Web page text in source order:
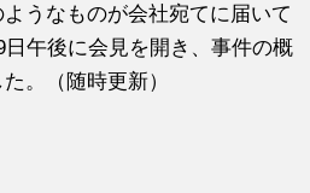
ようなものが会社宛てに届いて
午後に会見を開き、事件の概
。（随時更新）